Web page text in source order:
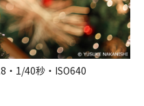
・1/40秒・ISO640